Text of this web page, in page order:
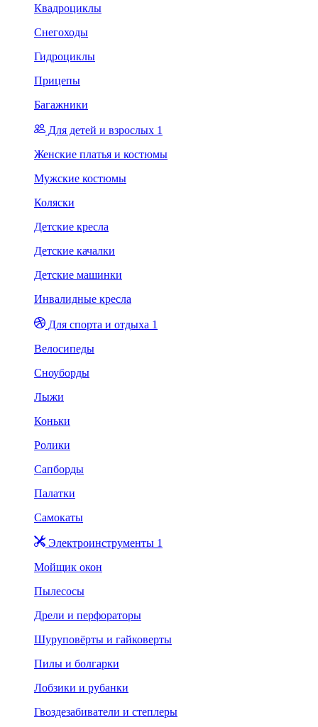
Квадроциклы
Снегоходы
Гидроциклы
Прицепы
Багажники
Для детей и взрослых 1
Женские платья и костюмы
Мужские костюмы
Коляски
Детские кресла
Детские качалки
Детские машинки
Инвалидные кресла
Для спорта и отдыха 1
Велосипеды
Сноуборды
Лыжи
Коньки
Ролики
Сапборды
Палатки
Самокаты
Электроинструменты 1
Мойщик окон
Пылесосы
Дрели и перфораторы
Шуруповёрты и гайковерты
Пилы и болгарки
Лобзики и рубанки
Гвоздезабиватели и степлеры